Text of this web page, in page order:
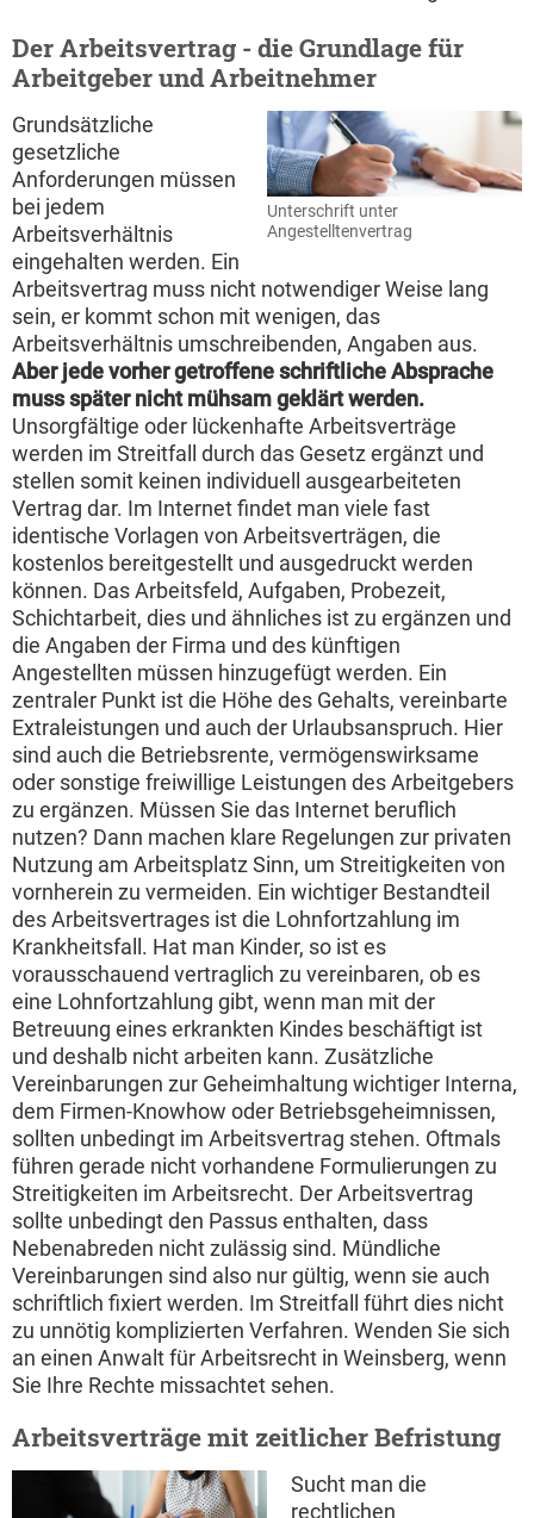
Der Arbeitsvertrag - die Grundlage für
Arbeitgeber und Arbeitnehmer
Unterschrift unter
Angestelltenvertrag
Grundsätzliche
gesetzliche
Anforderungen müssen
bei jedem
Arbeitsverhältnis
eingehalten werden. Ein
Arbeitsvertrag muss nicht notwendiger Weise lang
sein, er kommt schon mit wenigen, das
Arbeitsverhältnis umschreibenden, Angaben aus.
Aber jede vorher getroffene schriftliche Absprache
muss später nicht mühsam geklärt werden.
Unsorgfältige oder lückenhafte Arbeitsverträge
werden im Streitfall durch das Gesetz ergänzt und
stellen somit keinen individuell ausgearbeiteten
Vertrag dar. Im Internet findet man viele fast
identische Vorlagen von Arbeitsverträgen, die
kostenlos bereitgestellt und ausgedruckt werden
können. Das Arbeitsfeld, Aufgaben, Probezeit,
Schichtarbeit, dies und ähnliches ist zu ergänzen und
die Angaben der Firma und des künftigen
Angestellten müssen hinzugefügt werden. Ein
zentraler Punkt ist die Höhe des Gehalts, vereinbarte
Extraleistungen und auch der Urlaubsanspruch. Hier
sind auch die Betriebsrente, vermögenswirksame
oder sonstige freiwillige Leistungen des Arbeitgebers
zu ergänzen. Müssen Sie das Internet beruflich
nutzen? Dann machen klare Regelungen zur privaten
Nutzung am Arbeitsplatz Sinn, um Streitigkeiten von
vornherein zu vermeiden. Ein wichtiger Bestandteil
des Arbeitsvertrages ist die Lohnfortzahlung im
Krankheitsfall. Hat man Kinder, so ist es
vorausschauend vertraglich zu vereinbaren, ob es
eine Lohnfortzahlung gibt, wenn man mit der
Betreuung eines erkrankten Kindes beschäftigt ist
und deshalb nicht arbeiten kann. Zusätzliche
Vereinbarungen zur Geheimhaltung wichtiger Interna,
dem Firmen-Knowhow oder Betriebsgeheimnissen,
sollten unbedingt im Arbeitsvertrag stehen. Oftmals
führen gerade nicht vorhandene Formulierungen zu
Streitigkeiten im Arbeitsrecht. Der Arbeitsvertrag
sollte unbedingt den Passus enthalten, dass
Nebenabreden nicht zulässig sind. Mündliche
Vereinbarungen sind also nur gültig, wenn sie auch
schriftlich fixiert werden. Im Streitfall führt dies nicht
zu unnötig komplizierten Verfahren. Wenden Sie sich
an einen Anwalt für Arbeitsrecht in Weinsberg, wenn
Sie Ihre Rechte missachtet sehen.
Arbeitsverträge mit zeitlicher Befristung
Sucht man die
rechtlichen